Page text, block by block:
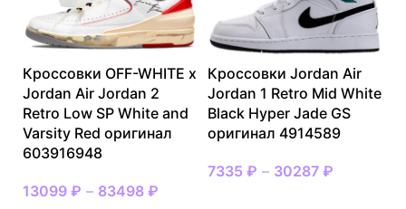
Кроссовки OFF-WHITE x
Jordan Air Jordan 2
Retro Low SP White and
Varsity Red оригинал
603916948
13099 ₽ – 83498 ₽
Кроссовки Jordan Air
Jordan 1 Retro Mid White
Black Hyper Jade GS
оригинал 4914589
7335 ₽ – 30287 ₽